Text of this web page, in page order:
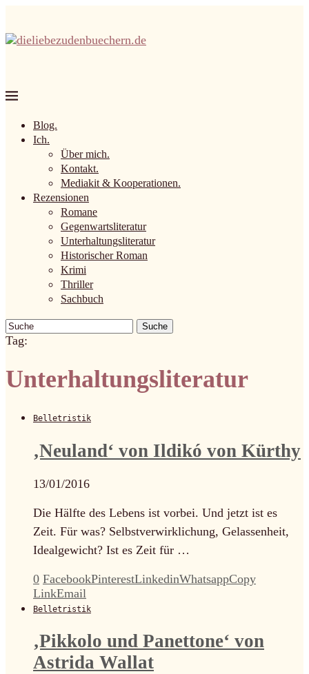
Blog.
Ich.
Über mich.
Kontakt.
Mediakit & Kooperationen.
Rezensionen
Romane
Gegenwartsliteratur
Unterhaltungsliteratur
Historischer Roman
Krimi
Thriller
Sachbuch
Suche
Tag:
Unterhaltungsliteratur
Belletristik
‚Neuland‘ von Ildikó von Kürthy
13/01/2016
Die Hälfte des Lebens ist vorbei. Und jetzt ist es
Zeit. Für was? Selbstverwirklichung, Gelassenheit,
Idealgewicht? Ist es Zeit für …
0 FacebookPinterestLinkedinWhatsappCopy
LinkEmail
Belletristik
‚Pikkolo und Panettone‘ von
Astrida Wallat